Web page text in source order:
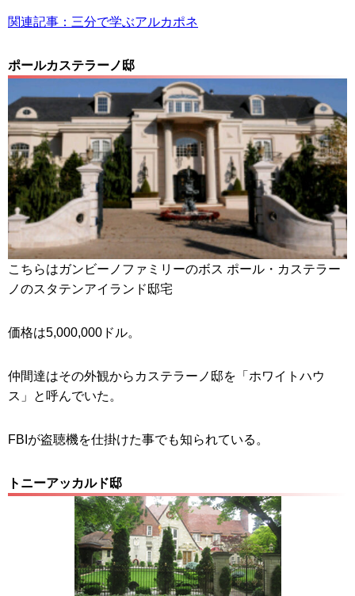
関連記事：三分で学ぶアルカポネ
ポールカステラーノ邸
こちらはガンビーノファミリーのボス ポール・カステラー
ノのスタテンアイランド邸宅
価格は5,000,000ドル。
仲間達はその外観からカステラーノ邸を「ホワイトハウ
ス」と呼んでいた。
FBIが盗聴機を仕掛けた事でも知られている。
トニーアッカルド邸